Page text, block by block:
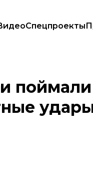
Спецпроекты
удары по школам — СБУ